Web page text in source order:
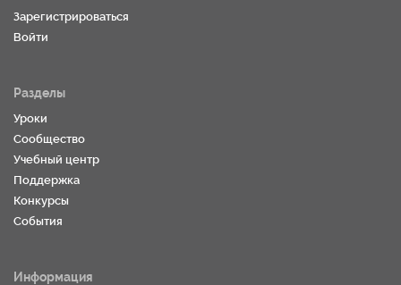
Зарегистрироваться
Войти
Разделы
Уроки
Сообщество
Учебный центр
Поддержка
Конкурсы
События
Информация